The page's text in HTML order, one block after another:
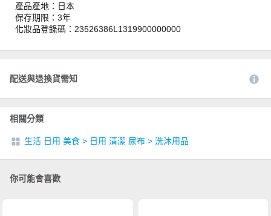
產品產地：日本
保存期限：3年
化妝品登錄碼：23526386L1319900000000
配送與退換貨需知
相關分類
生活 日用 美食 > 日用 清潔 尿布 > 洗沐用品
你可能會喜歡